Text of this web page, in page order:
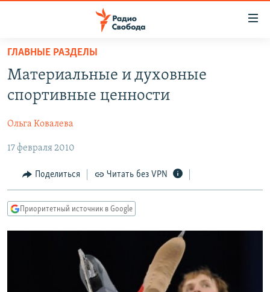
упрощенного
доступа
основному
Вернутся
главной
навигации
Вернутся
ПОДКАСТЫ
АВТОРСКИЕ ПРОЕКТЫ
ЦИТАТЫ СВОБОДЫ
МНЕНИЯ
КУЛЬТУРА
IDEL.РЕАЛИИ
КАВКАЗ.РЕАЛИИ
СИБИРЬ.РЕАЛИИ
РАСПИСАНИЕ ВЕЩАНИЯ
ГЛАВНЫЕ РАЗДЕЛЫ
Материальные и духовные
спортивные ценности
Ольга Ковалева
17 февраля 2010
Поделиться Читать без VPN
Приоритетный источник в Google